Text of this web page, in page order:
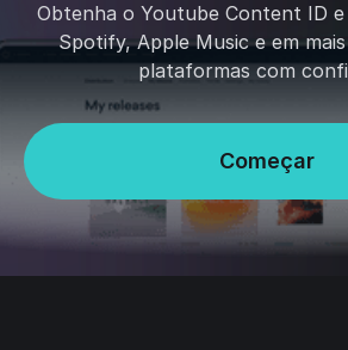
Obtenha o Youtube Content ID
Spotify, Apple Music e em
plataformas com
Começar